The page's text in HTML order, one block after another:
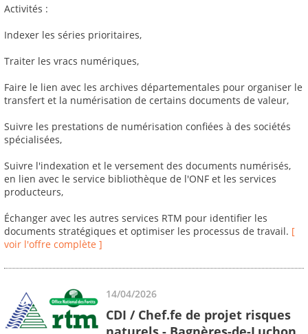
Activités :
Indexer les séries prioritaires,
Traiter les vracs numériques,
Faire le lien avec les archives départementales pour organiser le
transfert et la numérisation de certains documents de valeur,
Suivre les prestations de numérisation confiées à des sociétés
spécialisées,
Suivre l'indexation et le versement des documents numérisés,
en lien avec le service bibliothèque de l'ONF et les services
producteurs,
Échanger avec les autres services RTM pour identifier les
documents stratégiques et optimiser les processus de travail. [
voir l'offre complète ]
14/04/2026
CDI / Chef.fe de projet risques